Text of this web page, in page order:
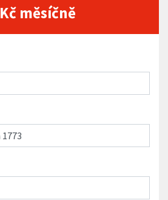
Kč měsíčně